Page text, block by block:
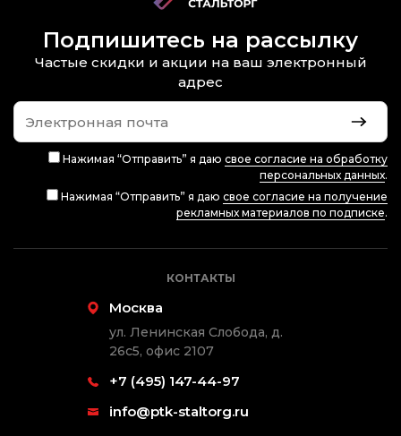
Подпишитесь на рассылку
Частые скидки и акции на ваш электронный
адрес
Нажимая “Отправить” я даю свое согласие на обработку
персональных данных.
Нажимая “Отправить” я даю свое согласие на получение
рекламных материалов по подписке.
КОНТАКТЫ
Москва
ул. Ленинская Слобода, д.
26с5, офис 2107
+7 (495) 147-44-97
info@ptk-staltorg.ru